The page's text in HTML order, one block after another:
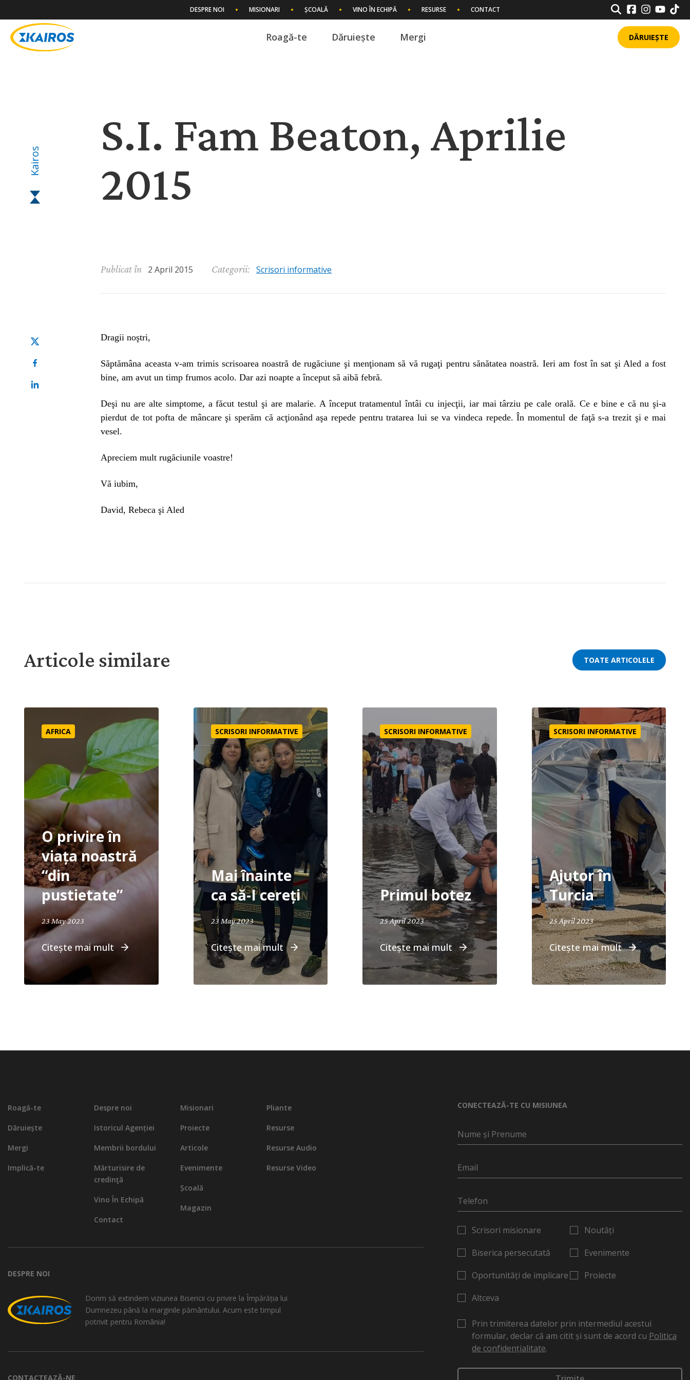
DESPRE NOI MISIONARI ȘCOALĂ VINO ÎN ECHIPĂ RESURSE CONTACT SEARCH
Roagă-te Dăruiește Mergi DĂRUIEȘTE
Kairos
S.I. Fam Beaton, Aprilie
2015
Publicat în 2 April 2015 Categorii: Scrisori informative
Dragii noştri,
Săptămâna aceasta v-am trimis scrisoarea noastră de rugăciune şi menţionam să vă rugaţi pentru sănătatea noastră. Ieri am fost în sat şi Aled a fost
bine, am avut un timp frumos acolo. Dar azi noapte a început să aibă febră.
Deşi nu are alte simptome, a făcut testul şi are malarie. A început tratamentul întâi cu injecţii, iar mai târziu pe cale orală. Ce e bine e că nu şi-a
pierdut de tot pofta de mâncare şi sperăm că acţionând aşa repede pentru tratarea lui se va vindeca repede. În momentul de faţă s-a trezit şi e mai
vesel.
Apreciem mult rugăciunile voastre!
Vă iubim,
David, Rebeca şi Aled
Articole similare TOATE ARTICOLELE
O privire în
viața noastră
“din
pustietate”
AFRICA
23 May 2023 April 19, 2024
Citește mai mult
Mai înainte ca să-I cereți
Mai înainte
ca să-I cereți
SCRISORI INFORMATIVE
23 May 2023
Citește mai mult
Primul botez
SCRISORI INFORMATIVE
25 April 2023
Citește mai mult
Ajutor în Turcia
Ajutor în
Turcia
SCRISORI INFORMATIVE
25 April 2023
Citește mai mult
Roagă-te
Dăruiește
Mergi
Implică-te
Despre noi
Istoricul Agenției
Membrii bordului
Mărturisire de
credinţă
Vino În Echipă
Contact
Misionari
Proiecte
Articole
Evenimente
Școală
Magazin
Pliante
Resurse
Resurse Audio
Resurse Video
DESPRE NOI
Dorim să extindem viziunea Bisericii cu privire la Împărăția lui
Dumnezeu până la marginile pământului. Acum este timpul
potrivit pentru România!
CONTACTEAZĂ-NE
CONECTEAZĂ-TE CU MISIUNEA
Scrisori misionare
Biserica persecutată
Oportunități de implicare
Noutăți
Evenimente
Proiecte
Altceva
Prin trimiterea datelor prin intermediul acestui
formular, declar că am citit și sunt de acord cu Politica
de confidențialitate.